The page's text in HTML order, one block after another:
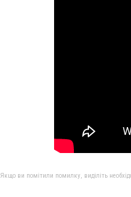
Якщо ви помітили помилку, виділіть